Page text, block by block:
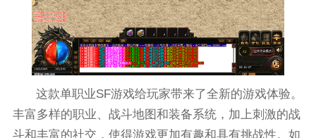
这款单职业SF游戏给玩家带来了全新的游戏体验。
丰富多样的职业、战斗地图和装备系统，加上刺激的战
斗和丰富的社交，使得游戏更加有趣和具有挑战性。如